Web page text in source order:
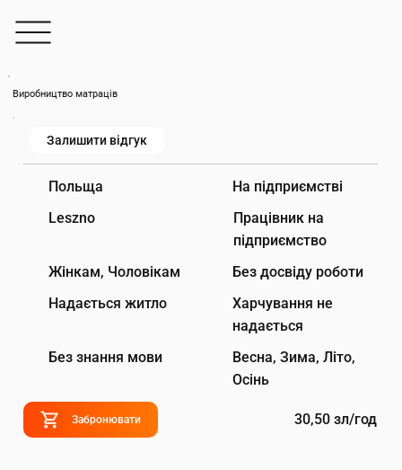
Виробництво матраців
Залишити відгук
Польща
На підприємстві
Leszno
Працівник на
підприємство
Жінкам, Чоловікам
Без досвіду роботи
Надається житло
Харчування не
надається
Без знання мови
Весна, Зима, Літо,
Осінь
Забронювати 30,50 зл/год